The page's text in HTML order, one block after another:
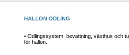
HALLON ODLING
• Odlingssystem, bevattning, växthus och
för hallon.